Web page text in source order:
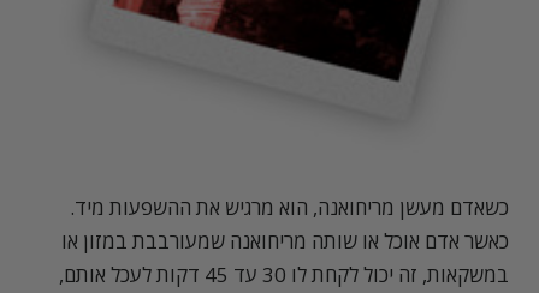
כשאדם מעשן מריחואנה, הוא מרגיש את ההשפעות מיד.
כאשר אדם אוכל או שותה מריחואנה שמעורבבת במזון או
במשקאות, זה יכול לקחת לו 30 עד 45 דקות לעכל אותם,